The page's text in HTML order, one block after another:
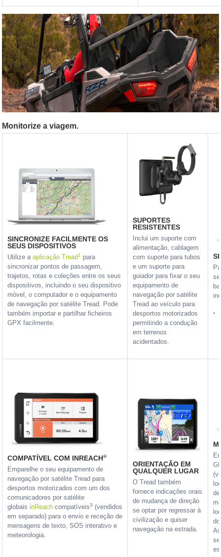
Monitorize a viagem.
SINCRONIZE FACILMENTE OS
SEUS DISPOSITIVOS
Utilize aaplicação Tread1
para
sincronizar pontos de passagem,
trajetos, rotas e coleções entre os seus
dispositivos, incluindo o seu dispositivo
móvel, o computador e o equipamento
de navegação por satélite Tread. Pode
também importar e partilhar ficheiros
GPX facilmente.
SUPORTES
RESISTENTES
Inclui um suporte com
alimentação, cablagem
com suporte para tubos
e um suporte para
guiador para fixar o seu
equipamento de
navegação por satélite
Tread ao veículo para
desportos motorizados
permitindo a condução
em terrenos
acidentados.
.
COMPATÍVEL COM INREACH®
Emparelhe o seu equipamento de
navegação por satélite Tread para
desportos motorizados com um dos
comunicadores por satélite
globaisinReach compatíveis3 (vendidos
em separado) para o envio e receção de
mensagens de texto, SOS interativo e
meteorologia.
ORIENTAÇÃO EM
QUALQUER LUGAR
O Tread também
fornece indicações orais
de mudança de direção
se optar por regressar à
civilização e quiser
navegação na estrada.